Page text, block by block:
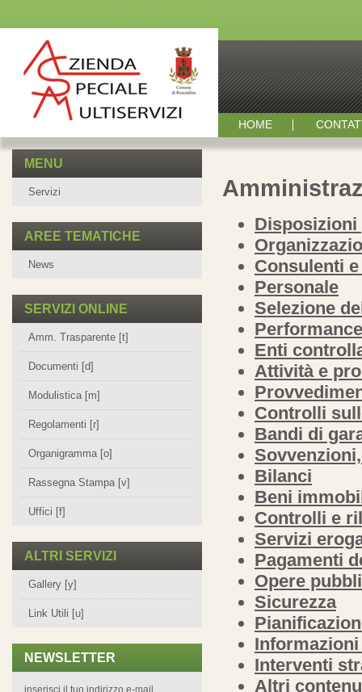
HOME
MENU
Servizi
AREE TEMATICHE
News
SERVIZI ONLINE
Amm. Trasparente [t]
Documenti [d]
Modulistica [m]
Regolamenti [r]
Organigramma [o]
Rassegna Stampa [v]
Uffici [f]
ALTRI SERVIZI
Gallery [y]
Link Utili [u]
NEWSLETTER
inserisci il tuo indirizzo e-mail
Disposizioni
Consulenti
Personale
Selezione
Performance
Enti
Attività e
Controlli
Bandi di
Bilanci
Beni
Controlli e
Servizi
Pagamenti
Opere
Sicurezza
Interventi
Altri